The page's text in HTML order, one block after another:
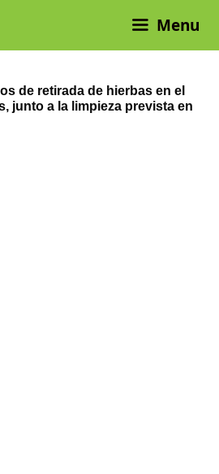
Menu
de retirada de hierbas en el
junto a la limpieza prevista en